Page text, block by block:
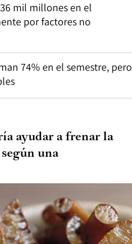
mil millones en el
por factores no
74% en el semestre, pero
ayudar a frenar la
una